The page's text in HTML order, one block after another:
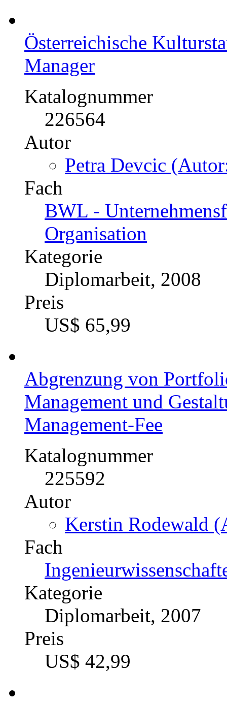
Österreichische
Manager
Katalognummer
226564
Autor
Petra Devcic
Fach
BWL -
Organisation
Kategorie
Diplomarbeit, 2008
Preis
US$ 65,99
Abgrenzung von
Management und
Management-Fee
Katalognummer
225592
Autor
Kerstin Rodewald
Fach
Kategorie
Diplomarbeit, 2007
Preis
US$ 42,99